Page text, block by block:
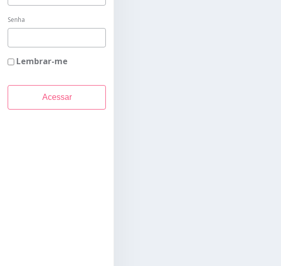
Senha
Lembrar-me